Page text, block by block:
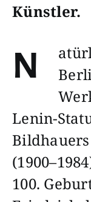
Künstler.
N
Lenin-
Bildhauers
100.